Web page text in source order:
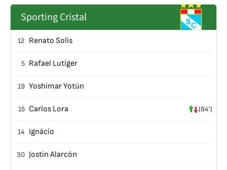
Sporting Cristal
12 Renato Solís
5 Rafael Lutiger
19 Yoshimar Yotún
15 Carlos Lora (84')
14 Ignácio
30 Jostin Alarcón